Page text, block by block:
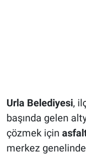
Urla Belediyesi,
başında gelen
çözmek için
merkez